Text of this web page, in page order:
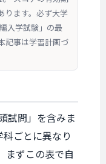
ります。必ず大学
入学試験」の最
記事は学習計画づ
試問」を含みま
ごとに異なり
まずこの表で自